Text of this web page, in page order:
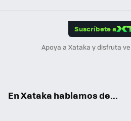
Suscríbete a
Apoya a Xataka y disfruta
En Xataka hablamos de...